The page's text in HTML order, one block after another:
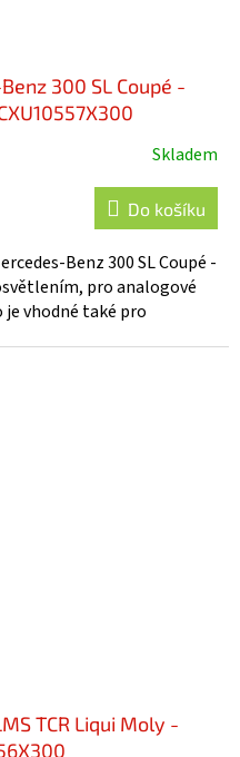
300 SL Coupé -
Skladem
Do košíku
Benz 300 SL Coupé -
pro analogové
je vhodné také pro
TCR Liqui Moly -